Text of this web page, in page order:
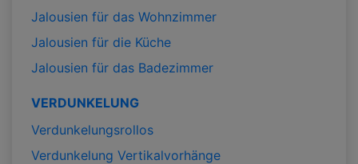
Jalousien für das Wohnzimmer
Jalousien für die Küche
Jalousien für das Badezimmer
VERDUNKELUNG
Verdunkelungsrollos
Verdunkelung Vertikalvorhänge